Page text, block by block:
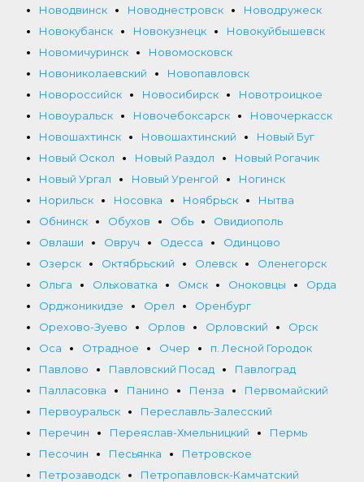
Новодвинск Новоднестровск
Новодружеск
Новокубанск
Новокузнецк
Новокуйбышевск
Новомичуринск
Новомосковск
Новониколаевский
Новопавловск
Новороссийск
Новосибирск
Новотроицкое
Новоуральск
Новочебоксарск
Новочеркасск
Новошахтинск
Новошахтинский
Новый Буг
Новый Оскол
Новый Раздол
Новый Рогачик
Новый Ургал
Новый Уренгой
Ногинск
Норильск
Носовка Ноябрьск
Нытва
Обнинск
Обухов Обь
Овидиополь
Овлаши
Овруч Одесса
Одинцово
Озерск
Октябрьский Олевск
Оленегорск
Ольга
Ольховатка Омск Оноковцы
Орда
Орджоникидзе
Орел
Оренбург
Орехово-Зуево
Орлов Орловский
Орск
Оса
Отрадное Очер
п. Лесной Городок
Павлово
Павловский Посад
Павлоград
Палласовка
Панино Пенза
Первомайский
Первоуральск
Переславль-Залесский
Перечин
Переяслав-Хмельницкий
Пермь
Песочин
Песьянка
Петровское
Петрозаводск
Петропавловск-Камчатский